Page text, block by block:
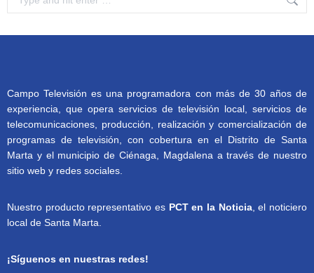
Campo Televisión es una programadora con más de 30 años de
experiencia, que opera servicios de televisión local, servicios de
telecomunicaciones, producción, realización y comercialización de
programas de televisión, con cobertura en el Distrito de Santa
Marta y el municipio de Ciénaga, Magdalena a través de nuestro
sitio web y redes sociales.
Nuestro producto representativo es PCT en la Noticia, el noticiero
local de Santa Marta.
¡Síguenos en nuestras redes!